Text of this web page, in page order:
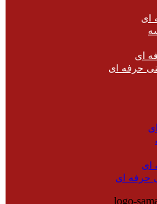
ای
ای
حرفه ای
ای
حرفه ای